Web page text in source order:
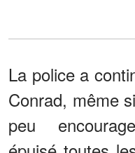
La police a
Conrad, même
peu